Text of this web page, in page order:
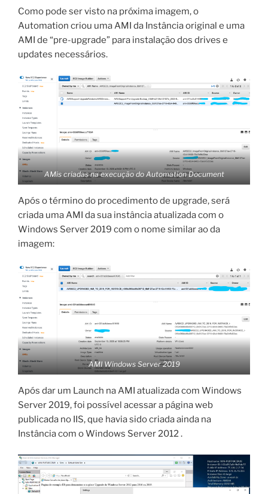
Como pode ser visto na próxima imagem, o
Automation criou uma AMI da Instância original e uma
AMI de “pre-upgrade” para instalação dos drives e
updates necessários.
AMis criadas na execução do Automation Document
Após o término do procedimento de upgrade, será
criada uma AMI da sua instância atualizada com o
Windows Server 2019 com o nome similar ao da
imagem:
AMI Windows Server 2019
Após dar um Launch na AMI atualizada com Windows
Server 2019, foi possível acessar a página web
publicada no IIS, que havia sido criada ainda na
Instância com o Windows Server 2012 .